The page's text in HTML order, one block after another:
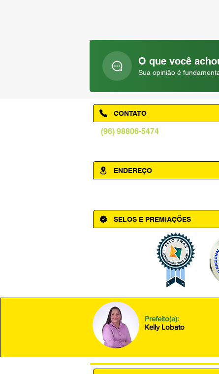
O que você
Sua opinião é
(96) 98806-5474
CONTATO
ENDEREÇO
SELOS E PREMIAÇÕES
Prefeito(a):
Kelly Lobato